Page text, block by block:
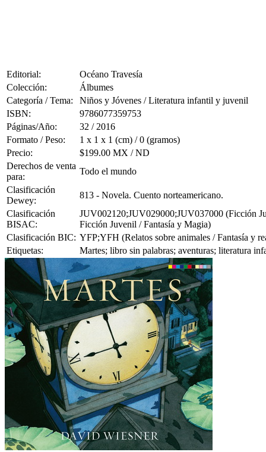
Editorial:
Océano Travesía
Colección:
Álbumes
Categoría / Tema:
Niños y Jóvenes / Literatura infantil y juvenil
ISBN:
9786077359753
Páginas/Año:
32 / 2016
Formato / Peso:
1 x 1 x 1 (cm) / 0 (gramos)
Precio:
$199.00 MX / ND
Derechos de venta
para:
Todo el mundo
Clasificación
Dewey:
813 - Novela. Cuento norteamericano.
Clasificación
BISAC:
JUV002120;JUV029000;JUV037000 (Ficción
Ficción Juvenil / Fantasía y Magia)
Clasificación BIC: YFP;YFH (Relatos sobre animales / Fantasía y
Etiquetas:
Martes; libro sin palabras; aventuras; literatura